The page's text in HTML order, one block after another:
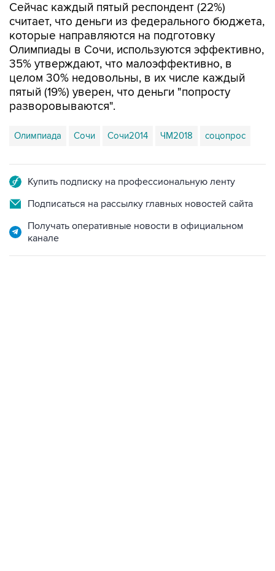
Сейчас каждый пятый респондент (22%)
считает, что деньги из федерального бюджета,
которые направляются на подготовку
Олимпиады в Сочи, используются эффективно,
35% утверждают, что малоэффективно, в
целом 30% недовольны, в их числе каждый
пятый (19%) уверен, что деньги "попросту
разворовываются".
Олимпиада Сочи Сочи2014 ЧМ2018 соцопрос
Купить подписку на профессиональную ленту
Подписаться на рассылку главных новостей сайта
Получать оперативные новости в официальном
канале